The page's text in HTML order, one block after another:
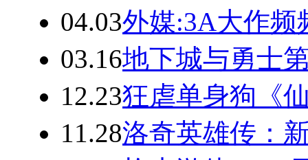
04.03外媒:3A大作频
03.16地下城与勇士
12.23狂虐单身狗《
11.28洛奇英雄传：